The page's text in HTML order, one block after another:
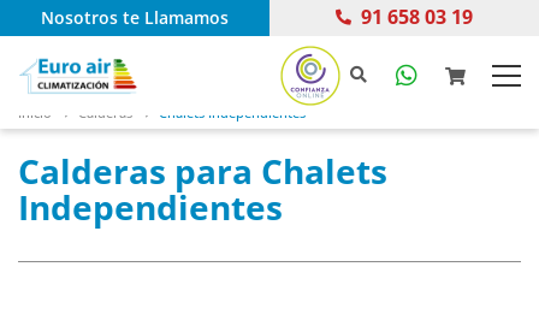
Nosotros te Llamamos 91 658 03 19
Inicio Calderas Chalets Independientes
Calderas para Chalets
Independientes